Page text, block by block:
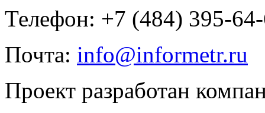
Телефон: +7 (484) 395-
Почта: info@informetr.ru
Проект разработан